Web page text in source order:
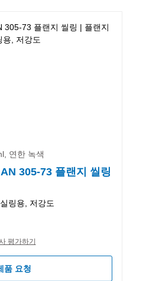
연한 녹색
305-73 플랜지 씰링
링용, 저강도
평가하기
품 요청